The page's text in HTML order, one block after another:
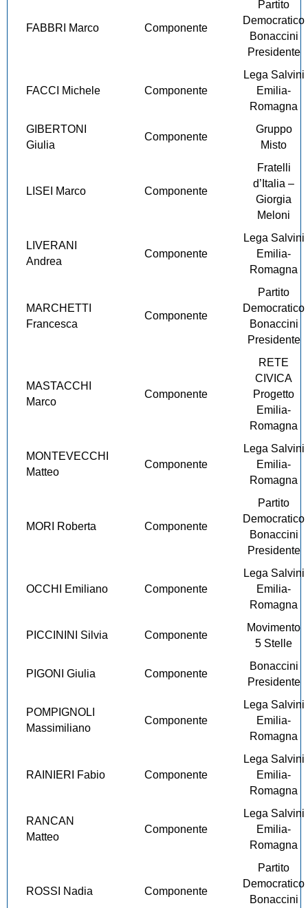
FABBRI Marco Componente
Partito
Democratico
Bonaccini
Presidente
FACCI Michele Componente
Lega Salvini
Emilia-
Romagna
GIBERTONI
Giulia
Componente
Gruppo
Misto
LISEI Marco Componente
Fratelli
d’Italia –
Giorgia
Meloni
LIVERANI
Andrea
Componente
Lega Salvini
Emilia-
Romagna
MARCHETTI
Francesca
Componente
Partito
Democratico
Bonaccini
Presidente
MASTACCHI
Marco
Componente
RETE
CIVICA
Progetto
Emilia-
Romagna
MONTEVECCHI
Matteo
Componente
Lega Salvini
Emilia-
Romagna
MORI Roberta Componente
Partito
Democratico
Bonaccini
Presidente
OCCHI Emiliano Componente
Lega Salvini
Emilia-
Romagna
PICCININI Silvia Componente
Movimento
5 Stelle
PIGONI Giulia Componente
Bonaccini
Presidente
POMPIGNOLI
Massimiliano
Componente
Lega Salvini
Emilia-
Romagna
RAINIERI Fabio Componente
Lega Salvini
Emilia-
Romagna
RANCAN
Matteo
Componente
Lega Salvini
Emilia-
Romagna
ROSSI Nadia Componente
Partito
Democratico
Bonaccini